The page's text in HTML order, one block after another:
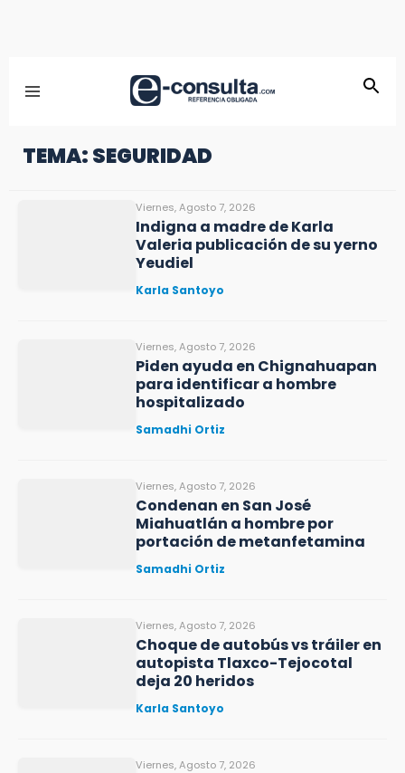
TEMA: SEGURIDAD
Viernes, Agosto 7, 2026
Indigna a madre de Karla
Valeria publicación de su yerno
Yeudiel
Karla Santoyo
Viernes, Agosto 7, 2026
Piden ayuda en Chignahuapan
para identificar a hombre
hospitalizado
Samadhi Ortiz
Viernes, Agosto 7, 2026
Condenan en San José
Miahuatlán a hombre por
portación de metanfetamina
Samadhi Ortiz
Viernes, Agosto 7, 2026
Choque de autobús vs tráiler en
autopista Tlaxco-Tejocotal
deja 20 heridos
Karla Santoyo
Viernes, Agosto 7, 2026